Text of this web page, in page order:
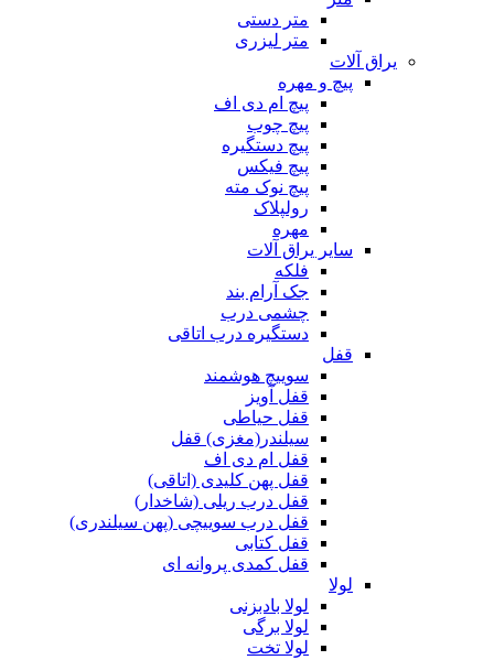
متر دستی
متر لیزری
یراق آلات
پیچ و مهره
پیچ ام دی اف
پیچ چوب
پیچ دستگیره
پیچ فیکس
پیچ نوک مته
رولپلاک
مهره
سایر یراق آلات
فلکه
جک آرام بند
چشمی درب
دستگیره درب اتاقی
قفل
سوییچ هوشمند
قفل آویز
قفل حیاطی
سیلندر(مغزی) قفل
قفل ام دی اف
قفل پهن کلیدی (اتاقی)
قفل درب ریلی (شاخدار)
قفل درب سوییچی (پهن سیلندری)
قفل کتابی
قفل کمدی پروانه ای
لولا
لولا بادبزنی
لولا برگی
لولا تخت